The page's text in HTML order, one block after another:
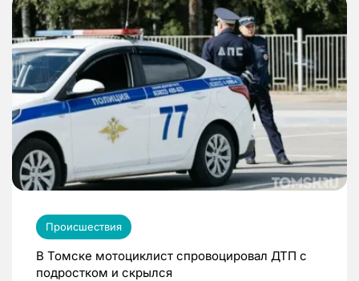
Происшествия
В Томске мотоциклист спровоцировал ДТП с
подростком и скрылся